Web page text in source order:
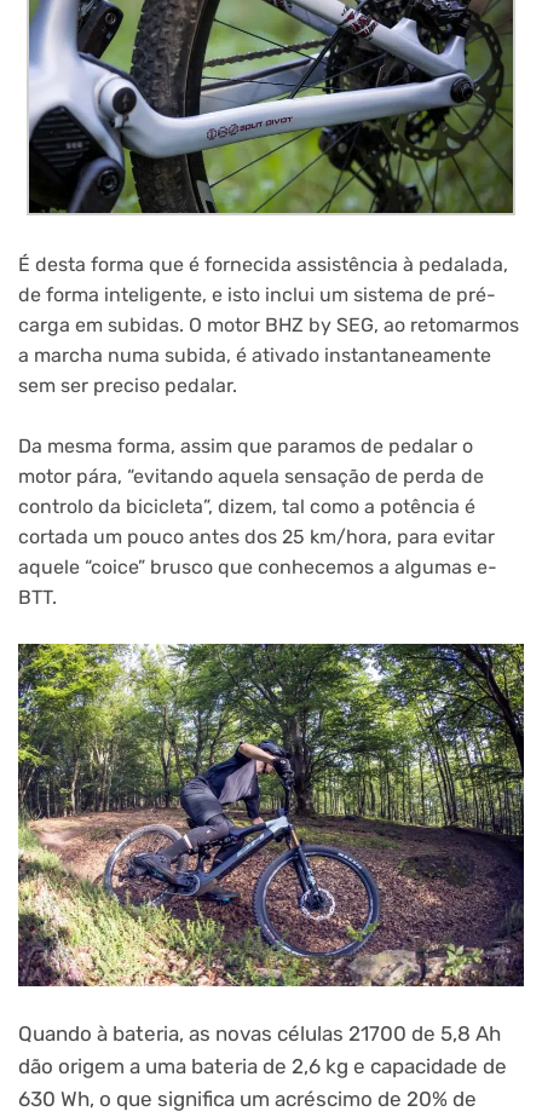
É desta forma que é fornecida assistência à pedalada,
de forma inteligente, e isto inclui um sistema de pré-
carga em subidas. O motor BHZ by SEG, ao retomarmos
a marcha numa subida, é ativado instantaneamente
sem ser preciso pedalar.
Da mesma forma, assim que paramos de pedalar o
motor pára, “evitando aquela sensação de perda de
controlo da bicicleta”, dizem, tal como a potência é
cortada um pouco antes dos 25 km/hora, para evitar
aquele “coice” brusco que conhecemos a algumas e-
BTT.
Quando à bateria, as novas células 21700 de 5,8 Ah
dão origem a uma bateria de 2,6 kg e capacidade de
630 Wh, o que significa um acréscimo de 20% de